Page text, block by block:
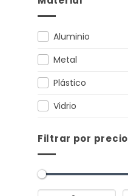
Aluminio
Metal
Plástico
Vidrio
Filtrar por precio